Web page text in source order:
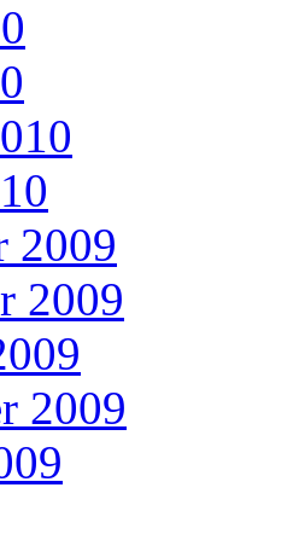
2009
2009
2009